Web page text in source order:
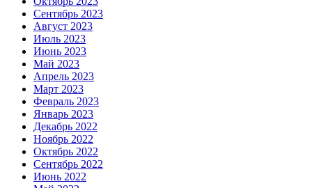
Сентябрь 2023
Август 2023
Июль 2023
Июнь 2023
Май 2023
Апрель 2023
Март 2023
Февраль 2023
Январь 2023
Декабрь 2022
Ноябрь 2022
Октябрь 2022
Сентябрь 2022
Июнь 2022